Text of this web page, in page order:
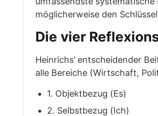
möglicherweise den
Die vier
Heinrichs’ entscheidender
alle Bereiche (Wirtschaft,
1. Objektbezug (Es)
2. Selbstbezug (Ich)